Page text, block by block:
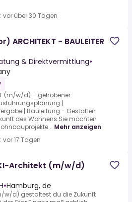
vor über 30 Tagen
ARCHITEKT - BAULEITER
& Direktvermittlung•
(m/w/d) – gehobener
|
| Bauleitung -.Gestalten
des Wohnens.Sie möchten
Mehr anzeigen
17 Tagen
Architekt (m/w/d)
•Hamburg, de
w/d) gestaltest du die Zukunft